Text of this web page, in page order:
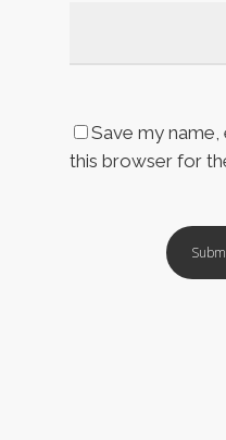
Save my name,
this browser for